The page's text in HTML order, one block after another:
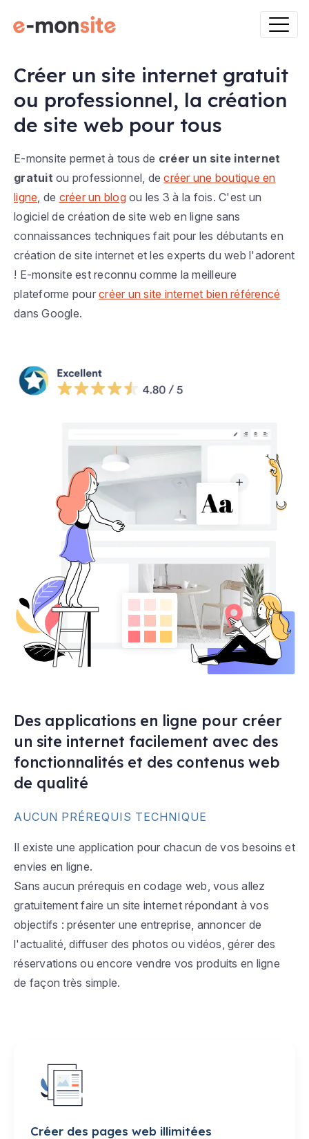
Créer un site internet gratuit
ou professionnel, la création
de site web pour tous
E-monsite permet à tous de créer un site internet
gratuit ou professionnel, decréer une boutique en
ligne , de créer un blogou les 3 à la fois. C'est un
logiciel de création de site web en ligne sans
connaissances techniques fait pour les débutants en
création de site internet et les experts du web l'adorent
! E-monsite est reconnu comme la meilleure
plateforme pour créer un site internet bien référencé
dans Google.
Des applications en ligne pour créer
un site internet facilement avec des
fonctionnalités et des contenus web
de qualité
AUCUN PRÉREQUIS TECHNIQUE
Il existe une application pour chacun de vos besoins et
envies en ligne.
Sans aucun prérequis en codage web, vous allez
gratuitement faire un site internet répondant à vos
objectifs : présenter une entreprise, annoncer de
l'actualité, diffuser des photos ou vidéos, gérer des
réservations ou encore vendre vos produits en ligne
de façon très simple.
Créer des pages web illimitées